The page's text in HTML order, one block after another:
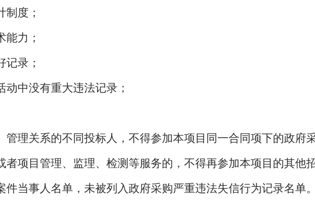
制度；
能力；
记录；
动中没有重大违法记录；
理关系的不同投标人，不得参加本项目同一合同项下的政府采
项目管理、监理、检测等服务的，不得再参加本项目的其他
当事人名单，未被列入政府采购严重违法失信行为记录名单。